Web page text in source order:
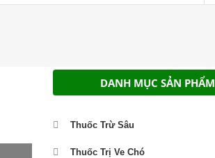
DANH MỤC SẢN PHẨM
Thuốc Trừ Sâu
Thuốc Trị Ve Chó